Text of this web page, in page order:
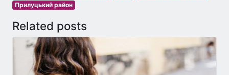
Прилуцький район
Related posts